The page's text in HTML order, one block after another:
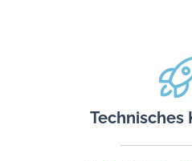
Technisches